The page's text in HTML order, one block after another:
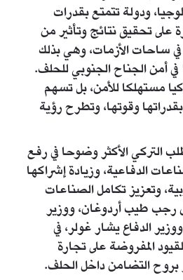
ودولة تتمتع بقدرات
تحقيق نتائج وتأثير من
ساحات الأزمات، وهي بذلك
أمن الجناح الجنوبي للحلف.
مستهلكا للأمن، بل تسهم
وقوتها، وتطرح رؤية
التركي الأكثر وضوحا في رفع
الدفاعية، وزيادة إشراكها
وتعزيز تكامل الصناعات
رجب طيب أردوغان، ووزير
الدفاع يشار غولر، في
المفروضة على تجارة
التضامن داخل الحلف.